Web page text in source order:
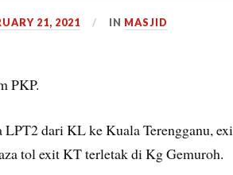
21, 2021 IN MASJID
PKP.
LPT2 dari KL ke Kuala Terengganu,
tol exit KT terletak di Kg Gemuroh.